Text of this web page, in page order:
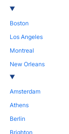
Boston
Los Angeles
Montreal
New Orleans
Amsterdam
Athens
Berlin
Brighton